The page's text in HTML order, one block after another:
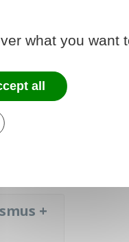
de
+
what you want
all